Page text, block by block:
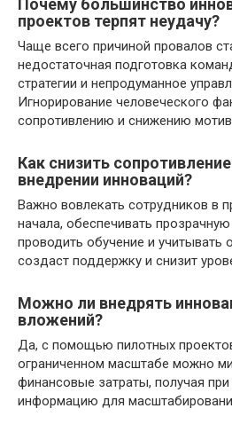
проектов терпят неудачу?
Чаще всего причиной провалов
недостаточная подготовка
стратегии и непродуманное
Игнорирование человеческого
сопротивлению и снижению
Как снизить
внедрении инноваций?
Важно вовлекать сотрудников в
начала, обеспечивать
проводить обучение и учитывать
создаст поддержку и снизит
Можно ли внедрять
вложений?
Да, с помощью пилотных
ограниченном масштабе можно
финансовые затраты, получая
информацию для